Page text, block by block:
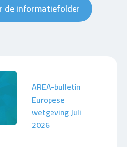
de informatiefolder
AREA-bulletin
Europese
wetgeving Juli
2026